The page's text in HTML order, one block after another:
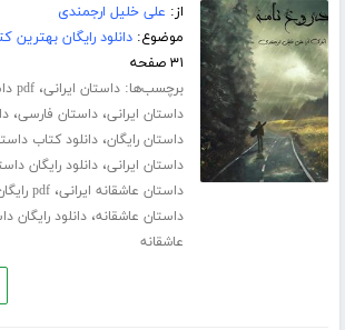
از: علی خلیل ارجمندی
موضوع:دانلود رایگان بهترین
۳۱ صفحه
برچسب‌ها:داستان ایرانی،pdf داستان رایگان
داستان ایرانی،داستان فارسی،
داستان رایگان،دانلود کتاب
داستان ایرانی،دانلود رایگان
داستان عاشقانه ایرانی،pdf رایگان کتاب داستان
داستان عاشقانه،دانلود رایگان
عاشقانه